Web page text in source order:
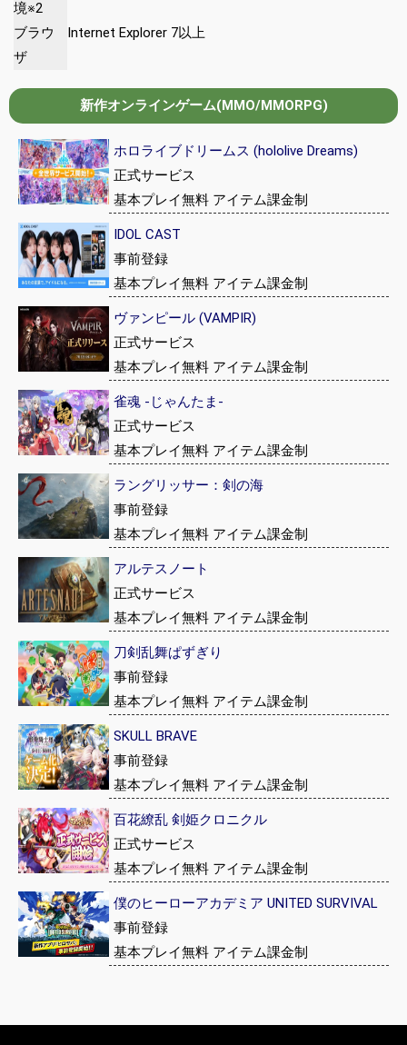
境※2
ブラウ
ザ
Internet Explorer 7以上
新作オンラインゲーム(MMO/MMORPG)
ホロライブドリームス (hololive Dreams)
正式サービス
基本プレイ無料 アイテム課金制
IDOL CAST
事前登録
基本プレイ無料 アイテム課金制
ヴァンピール (VAMPIR)
正式サービス
基本プレイ無料 アイテム課金制
雀魂 -じゃんたま-
正式サービス
基本プレイ無料 アイテム課金制
ラングリッサー：剣の海
事前登録
基本プレイ無料 アイテム課金制
アルテスノート
正式サービス
基本プレイ無料 アイテム課金制
刀剣乱舞ぱずぎり
事前登録
基本プレイ無料 アイテム課金制
SKULL BRAVE
事前登録
基本プレイ無料 アイテム課金制
百花繚乱 剣姫クロニクル
正式サービス
基本プレイ無料 アイテム課金制
僕のヒーローアカデミア UNITED SURVIVAL
事前登録
基本プレイ無料 アイテム課金制